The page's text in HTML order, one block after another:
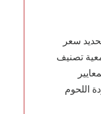
سعر
تصنيف
اللحوم